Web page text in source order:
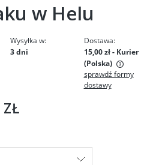
w Helu
Wysyłka w:
3 dni
Dostawa:
15,00 zł - Kurier
(Polska)
zawiera ewentualnych
sprawdź formy
dostawy